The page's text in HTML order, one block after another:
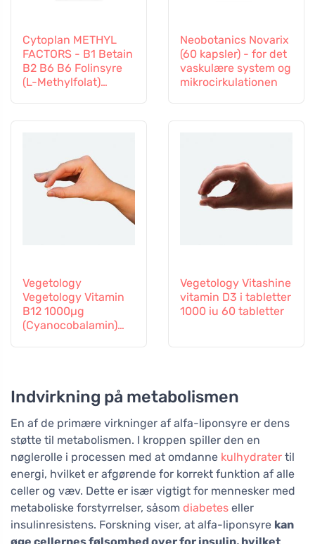
Cytoplan METHYL
FACTORS - B1 Betain
B2 B6 B6 Folinsyre
(L-Methylfolat)
Neobotanics Novarix
(60 kapsler) - for det
vaskulære system og
mikrocirkulationen
Vegetology
Vegetology Vitamin
B12 1000µg
(Cyanocobalamin)
Vegetology Vitashine
vitamin D3 i tabletter
1000 iu 60 tabletter
Indvirkning på metabolismen
En af de primære virkninger af alfa-liponsyre er dens
støtte til metabolismen. I kroppen spiller den en
nøglerolle i processen med at omdanne kulhydrater til
energi, hvilket er afgørende for korrekt funktion af alle
celler og væv. Dette er især vigtigt for mennesker med
metaboliske forstyrrelser, såsom diabetes eller
insulinresistens. Forskning viser, at alfa-liponsyre kan
øge cellernes følsomhed over for insulin, hvilket